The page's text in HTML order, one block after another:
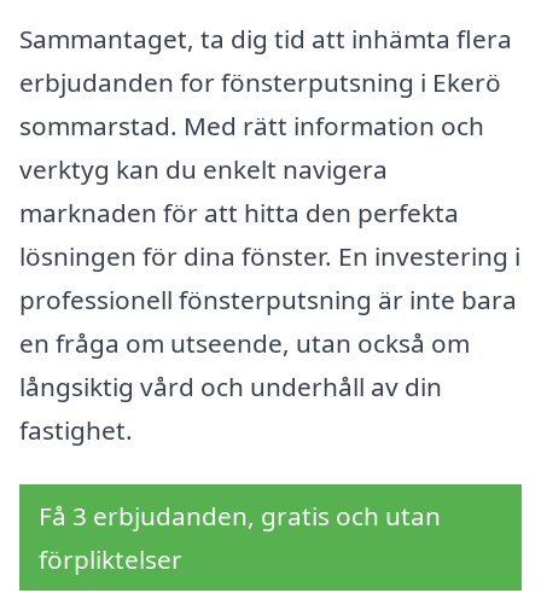
Sammantaget, ta dig tid att inhämta flera
erbjudanden for fönsterputsning i Ekerö
sommarstad. Med rätt information och
verktyg kan du enkelt navigera
marknaden för att hitta den perfekta
lösningen för dina fönster. En investering i
professionell fönsterputsning är inte bara
en fråga om utseende, utan också om
långsiktig vård och underhåll av din
fastighet.
Få 3 erbjudanden, gratis och utan
förpliktelser